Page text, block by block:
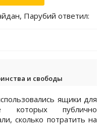
Парубий ответил:
и свободы
ящики для
которых публично
сколько потратить на